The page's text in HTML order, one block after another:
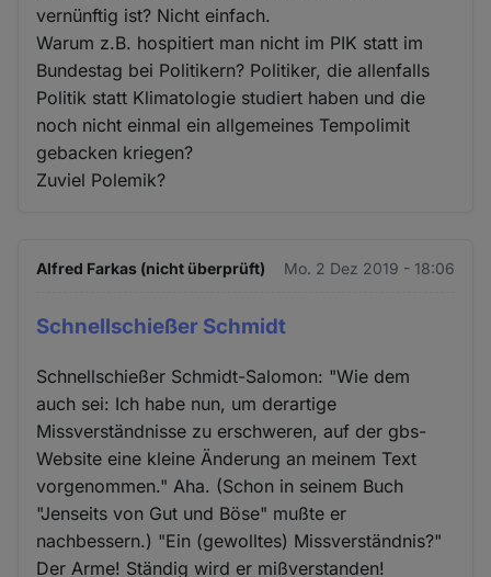
vernünftig ist? Nicht einfach.
Warum z.B. hospitiert man nicht im PIK statt im
Bundestag bei Politikern? Politiker, die allenfalls
Politik statt Klimatologie studiert haben und die
noch nicht einmal ein allgemeines Tempolimit
gebacken kriegen?
Zuviel Polemik?
Alfred Farkas (nicht überprüft) Mo. 2 Dez 2019 - 18:06
Schnellschießer Schmidt
Schnellschießer Schmidt-Salomon: "Wie dem
auch sei: Ich habe nun, um derartige
Missverständnisse zu erschweren, auf der gbs-
Website eine kleine Änderung an meinem Text
vorgenommen." Aha. (Schon in seinem Buch
"Jenseits von Gut und Böse" mußte er
nachbessern.) "Ein (gewolltes) Missverständnis?"
Der Arme! Ständig wird er mißverstanden!